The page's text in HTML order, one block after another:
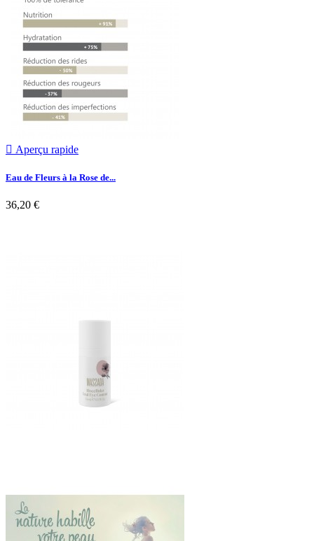
 Aperçu rapide
Eau de Fleurs à la Rose de...
36,20 €